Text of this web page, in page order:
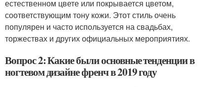
естественном цвете или покрывается цветом,
соответствующим тону кожи. Этот стиль очень
популярен и часто используется на свадьбах,
торжествах и других официальных мероприятиях.
Вопрос 2: Какие были основные тенденции в
ногтевом дизайне френч в 2019 году